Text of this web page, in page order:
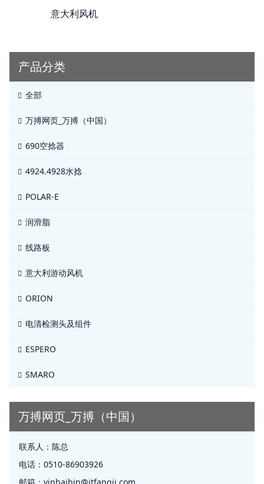
意大利风机
产品分类
全部
万搏网页_万搏（中国）
690空捻器
4924.4928水捻
POLAR-E
润滑脂
线路板
意大利游动风机
ORION
电清检测头及组件
ESPERO
SMARO
万搏网页_万搏（中国）
联系人： 陈总
电话： 0510-86903926